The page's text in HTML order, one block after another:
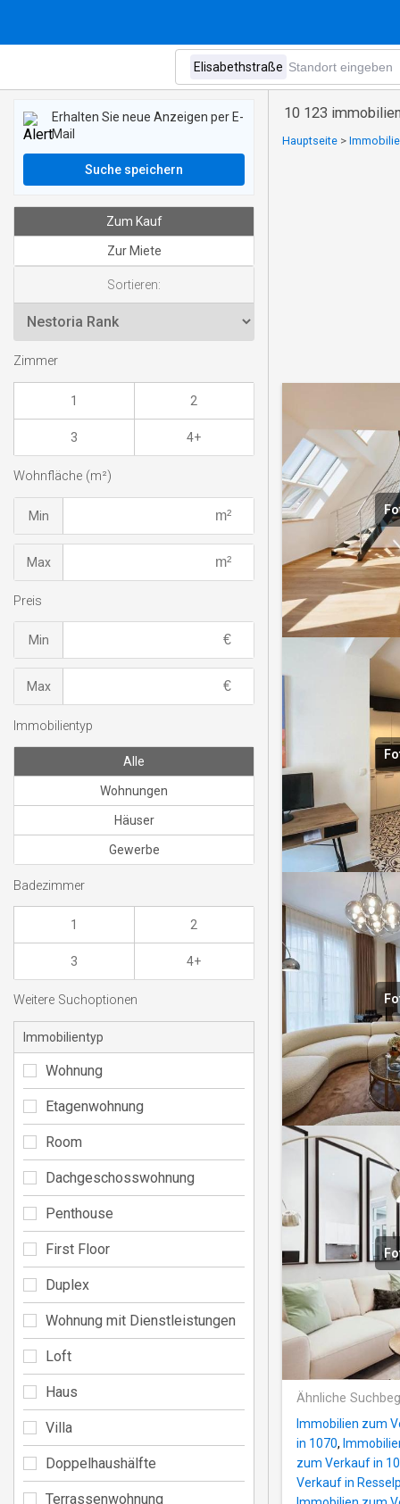
10 123
Hauptseite >
Ähnliche
Immobilien zum
in 1070,
zum Verkauf in
Verkauf in
Erhalten Sie neue Anzeigen per E-
Mail
Suche speichern
Zum Kauf
Zur Miete
Sortieren:
Zimmer
1 2
3 4+
Wohnfläche (m²)
Min
Max
Preis
Min
Max
Immobilientyp
Alle
Wohnungen
Häuser
Gewerbe
Badezimmer
1 2
3 4+
Weitere Suchoptionen
Immobilientyp
Wohnung
Etagenwohnung
Room
Dachgeschosswohnung
Penthouse
First Floor
Duplex
Wohnung mit Dienstleistungen
Loft
Haus
Villa
Doppelhaushälfte
Terrassenwohnung